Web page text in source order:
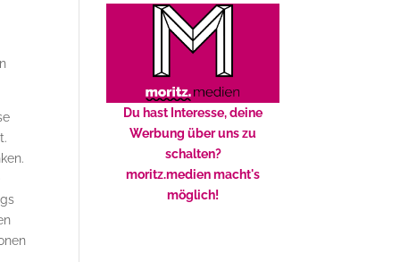
Du hast Interesse, deine
Werbung über uns zu
schalten?
moritz.medien macht's
möglich!